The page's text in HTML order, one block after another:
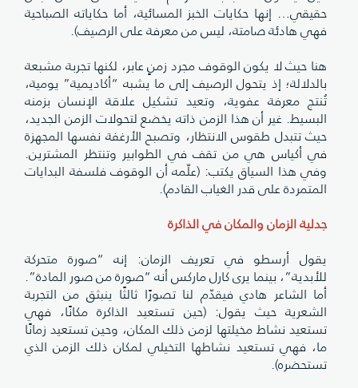
حقيقي… إنها حكايات الخبز المسائية، أما حكاياته الصباحية
فهي هادئة صامتة، ليس من معرفة على الرصيف).
هنا حيث لا يكون الوقوف مجرد زمنٍ عابر، لكنها تجربة مشبعة
بالدلالة؛ إذ يتحول الرصيف إلى ما يشبه “أكاديمية” يومية،
تُنتج معرفة عفوية، وتعيد تشكيل علاقة الإنسان بزمنه
البسيط. غير أن هذا الزمن ذاته يخضع لتحولات الزمن الجديد،
حيث تتبدل طقوس الانتظار، وتصبح الأرغفة نفسها المجهزة
في أكياس هي من تقف في الطوابير وتنتظر المشترين.
وفي هذا السياق يكتب: (علّمه أن الوقوف فلسفة البدايات
المتمردة على قدر الغياب القادم).
جدلية الزمان والمكان في الذاكرة
يقول أرسطو في تعريف الزمان: إنه “صورة متحركة
للأبدية”، بينما يرى كارل ماركس أنه “صورة من صور المادة”.
أما الشاعر هادي فيقدّم لنا تصورًا ثالثًا ينبثق من التجربة
الشعرية حيث يقول: (حين تستعيد الذاكرة مكانًا، فهي
تستعيد نشاط مخيلتها لزمن ذلك المكان، وحين تستعيد زمانًا
ما، فهي تستعيد نشاطها التخيلي لمكان ذلك الزمن الذي
تستحضره).